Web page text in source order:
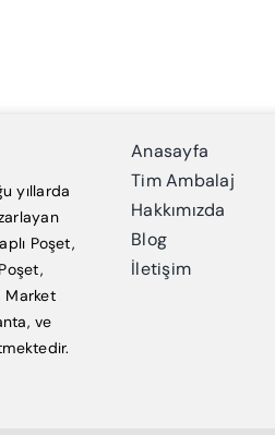
yıllarda
Poşet,
Market
ve
Anasayfa
Tim Ambalaj
Hakkımızda
Blog
İletişim